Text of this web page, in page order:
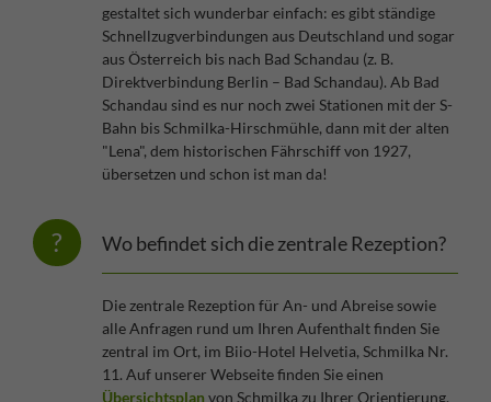
gestaltet sich wunderbar einfach: es gibt ständige
Schnellzugverbindungen aus Deutschland und sogar
aus Österreich bis nach Bad Schandau (z. B.
Direktverbindung Berlin – Bad Schandau). Ab Bad
Schandau sind es nur noch zwei Stationen mit der S-
Bahn bis Schmilka-Hirschmühle, dann mit der alten
"Lena", dem historischen Fährschiff von 1927,
übersetzen und schon ist man da!
Wo befindet sich die zentrale Rezeption?
Die zentrale Rezeption für An- und Abreise sowie
alle Anfragen rund um Ihren Aufenthalt finden Sie
zentral im Ort, im Biio-Hotel Helvetia, Schmilka Nr.
11. Auf unserer Webseite finden Sie einen
Übersichtsplan von Schmilka zu Ihrer Orientierung.